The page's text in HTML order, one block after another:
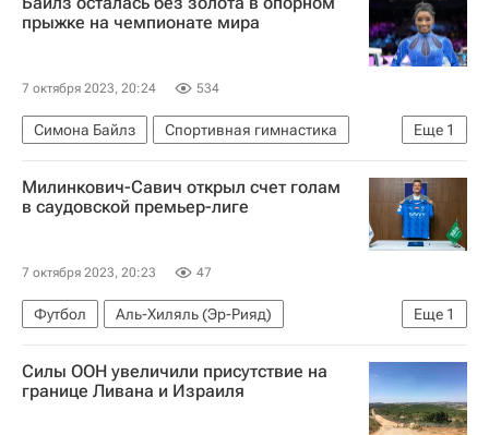
прыжке на чемпионате мира
7 октября 2023, 20:24 534
Еще 1
Симона Байлз
Спортивная гимнастика
Чемпионат мира по спортивной гимнастике
Милинкович-Савич открыл счет голам
в саудовской премьер-лиге
7 октября 2023, 20:23 47
Еще 1
Футбол
Аль-Хиляль (Эр-Рияд)
Сергей Милинкович-Савич
Силы ООН увеличили присутствие на
границе Ливана и Израиля